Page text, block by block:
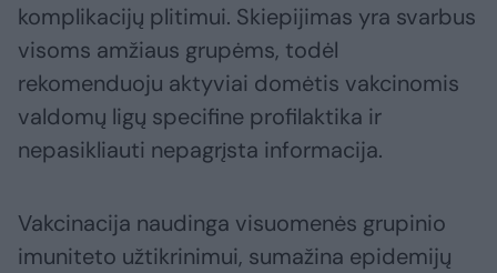
komplikacijų plitimui. Skiepijimas yra svarbus
visoms amžiaus grupėms, todėl
rekomenduoju aktyviai domėtis vakcinomis
valdomų ligų specifine profilaktika ir
nepasikliauti nepagrįsta informacija.
Vakcinacija naudinga visuomenės grupinio
imuniteto užtikrinimui, sumažina epidemijų